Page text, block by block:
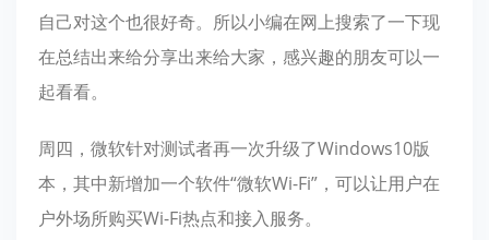
自己对这个也很好奇。所以小编在网上搜索了一下现
在总结出来给分享出来给大家，感兴趣的朋友可以一
起看看。
周四，微软针对测试者再一次升级了Windows10版
本，其中新增加一个软件“微软Wi-Fi”，可以让用户在
户外场所购买Wi-Fi热点和接入服务。